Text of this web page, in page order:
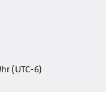
(UTC-6)